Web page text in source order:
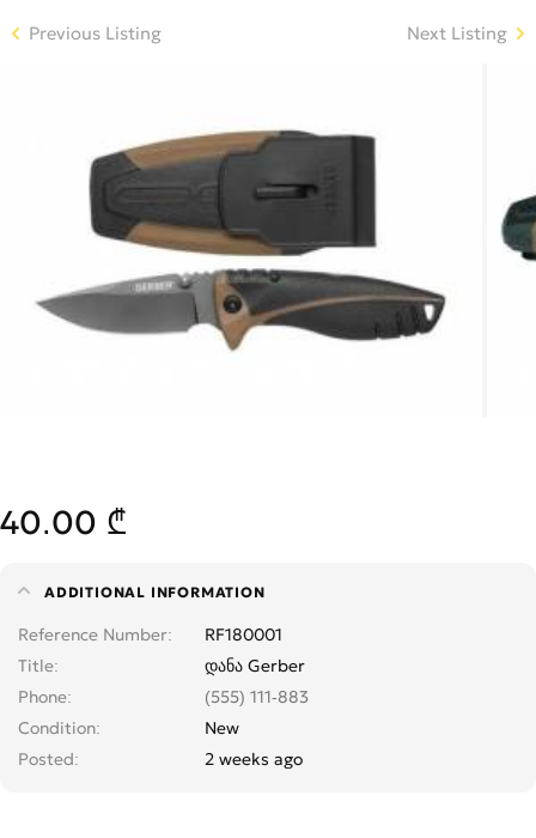
Previous Listing Next Listing
40.00 ₾
ADDITIONAL INFORMATION
Reference Number
RF180001
Title
დანა Gerber
Phone
(555) 111-883
Condition
New
Posted
2 weeks ago